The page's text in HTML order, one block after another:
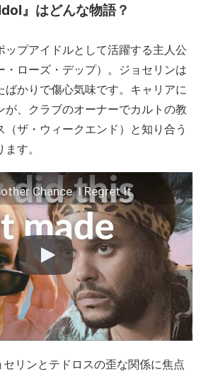
』はどんな物語？
ップアイドルとして活躍する主人公
・ローズ・デップ）。ジョセリンは
ばかりで傷心気味です。キャリアに
が、クラブのオーナーでカルトの教
ザ・ウィークエンド）と知り合う
す。
Chance. I Regret It.
セリンとテドロスの歪な関係に焦点